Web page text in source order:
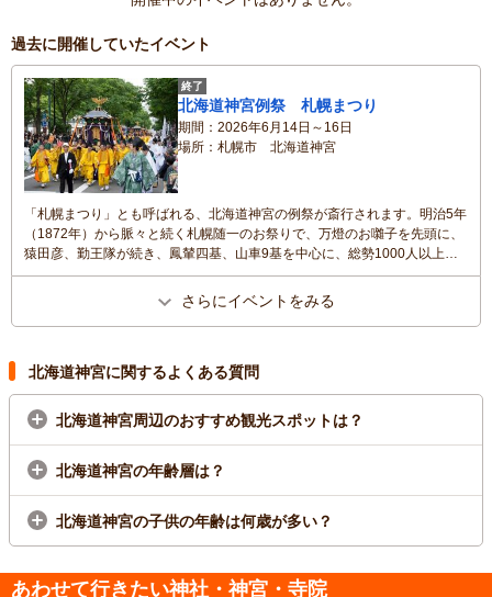
過去に開催していたイベント
終了
北海道神宮例祭 札幌まつり
期間
2026年6月14日～16日
場所
札幌市 北海道神宮
「札幌まつり」とも呼ばれる、北海道神宮の例祭が斎行されます。明治5年
（1872年）から脈々と続く札幌随一のお祭りで、万燈のお囃子を先頭に、
猿田彦、勤王隊が続き、鳳輦四基、山車9基を中心に、総勢1000人以上の
行列が、札幌の街を舞台に時代絵巻を繰り広げます。各種芸能の奉納など
も行われ、大勢の人で賑わいます。さらにイベントをみる
北海道神宮に関するよくある質問
北海道神宮周辺のおすすめ観光スポットは？
北海道神宮の年齢層は？
北海道神宮の子供の年齢は何歳が多い？
あわせて行きたい神社・神宮・寺院